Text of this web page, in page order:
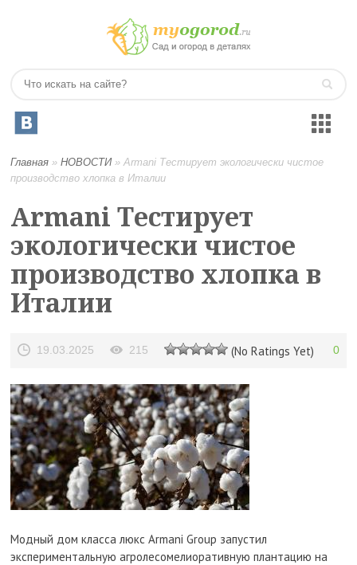
Главная »НОВОСТИ»Armani Тестирует экологически чистое
производство хлопка в Италии
Armani Тестирует
экологически чистое
производство хлопка в
Италии
19.03.2025 215 (No Ratings Yet) 0
Модный дом класса люкс Armani Group запустил
экспериментальную агролесомелиоративную плантацию на